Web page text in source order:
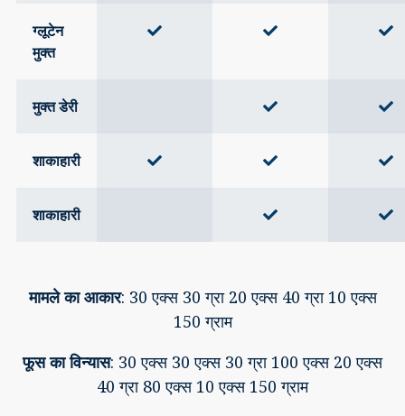
ग्लूटेन
मुक्त
मुक्त डेरी
शाकाहारी
शाकाहारी
मामले का आकार: 30 एक्स 30 ग्रा 20 एक्स 40 ग्रा 10 एक्स
150 ग्राम
फूस का विन्यास: 30 एक्स 30 एक्स 30 ग्रा 100 एक्स 20 एक्स
40 ग्रा 80 एक्स 10 एक्स 150 ग्राम